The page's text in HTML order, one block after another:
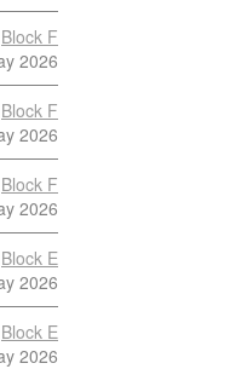
Block F
2026
Block F
2026
Block F
2026
Block E
2026
Block E
2026